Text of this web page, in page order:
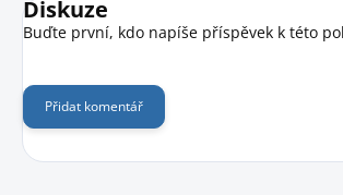
Diskuze
Buďte první, kdo napíše příspěvek k této
Přidat komentář